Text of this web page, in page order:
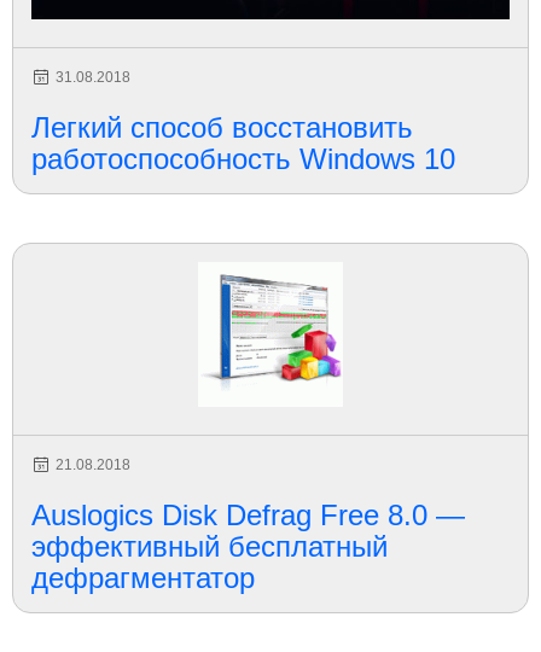
31.08.2018
Легкий способ восстановить
работоспособность Windows 10
21.08.2018
Auslogics Disk Defrag Free 8.0 —
эффективный бесплатный
дефрагментатор